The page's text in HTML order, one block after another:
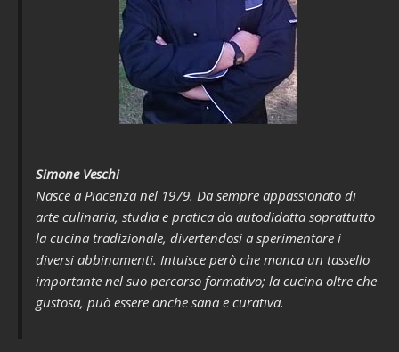
Simone Veschi
Nasce a Piacenza nel 1979. Da sempre appassionato di
arte culinaria, studia e pratica da autodidatta soprattutto
la cucina tradizionale, divertendosi a sperimentare i
diversi abbinamenti. Intuisce però che manca un tassello
importante nel suo percorso formativo; la cucina oltre che
gustosa, può essere anche sana e curativa.